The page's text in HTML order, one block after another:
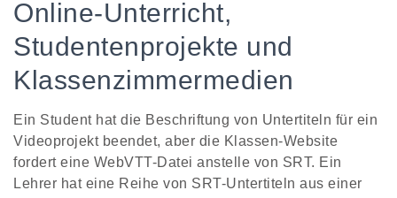
Online-Unterricht,
Studentenprojekte und
Klassenzimmermedien
Ein Student hat die Beschriftung von Untertiteln für ein
Videoprojekt beendet, aber die Klassen-Website
fordert eine WebVTT-Datei anstelle von SRT. Ein
Lehrer hat eine Reihe von SRT-Untertiteln aus einer